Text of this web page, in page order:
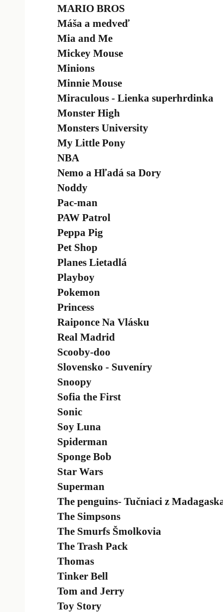
MARIO BROS
Máša a medveď
Mia and Me
Mickey Mouse
Minions
Minnie Mouse
Miraculous - Lienka superhrdinka
Monster High
Monsters University
My Little Pony
NBA
Nemo a Hľadá sa Dory
Noddy
Pac-man
PAW Patrol
Peppa Pig
Pet Shop
Planes Lietadlá
Playboy
Pokemon
Princess
Raiponce Na Vlásku
Real Madrid
Scooby-doo
Slovensko - Suveníry
Snoopy
Sofia the First
Sonic
Soy Luna
Spiderman
Sponge Bob
Star Wars
Superman
The penguins- Tučniaci z
The Simpsons
The Smurfs Šmolkovia
The Trash Pack
Thomas
Tinker Bell
Tom and Jerry
Toy Story